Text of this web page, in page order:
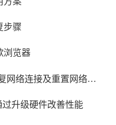
步骤
浏览器
接及重置网络设置教程
升级硬件改善性能